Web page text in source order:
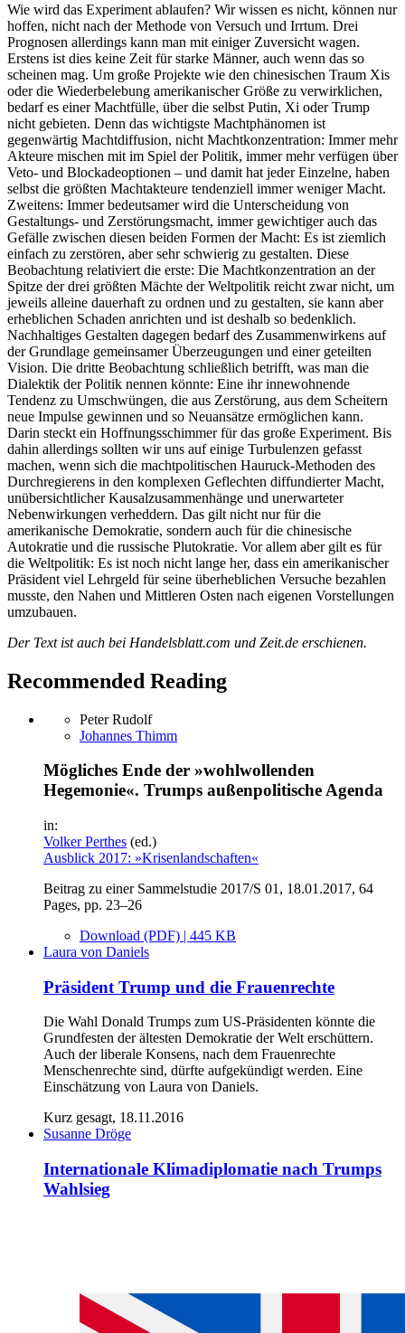
Wie wird das Experiment ablaufen? Wir wissen es nicht, können nur
hoffen, nicht nach der Methode von Versuch und Irrtum. Drei
Prognosen allerdings kann man mit einiger Zuversicht wagen.
Erstens ist dies keine Zeit für starke Männer, auch wenn das so
scheinen mag. Um große Projekte wie den chinesischen Traum Xis
oder die Wiederbelebung amerikanischer Größe zu verwirklichen,
bedarf es einer Machtfülle, über die selbst Putin, Xi oder Trump
nicht gebieten. Denn das wichtigste Machtphänomen ist
gegenwärtig Machtdiffusion, nicht Machtkonzentration: Immer mehr
Akteure mischen mit im Spiel der Politik, immer mehr verfügen über
Veto- und Blockadeoptionen – und damit hat jeder Einzelne, haben
selbst die größten Machtakteure tendenziell immer weniger Macht.
Zweitens: Immer bedeutsamer wird die Unterscheidung von
Gestaltungs- und Zerstörungsmacht, immer gewichtiger auch das
Gefälle zwischen diesen beiden Formen der Macht: Es ist ziemlich
einfach zu zerstören, aber sehr schwierig zu gestalten. Diese
Beobachtung relativiert die erste: Die Machtkonzentration an der
Spitze der drei größten Mächte der Weltpolitik reicht zwar nicht, um
jeweils alleine dauerhaft zu ordnen und zu gestalten, sie kann aber
erheblichen Schaden anrichten und ist deshalb so bedenklich.
Nachhaltiges Gestalten dagegen bedarf des Zusammenwirkens auf
der Grundlage gemeinsamer Überzeugungen und einer geteilten
Vision. Die dritte Beobachtung schließlich betrifft, was man die
Dialektik der Politik nennen könnte: Eine ihr innewohnende
Tendenz zu Umschwüngen, die aus Zerstörung, aus dem Scheitern
neue Impulse gewinnen und so Neuansätze ermöglichen kann.
Darin steckt ein Hoffnungsschimmer für das große Experiment. Bis
dahin allerdings sollten wir uns auf einige Turbulenzen gefasst
machen, wenn sich die machtpolitischen Hauruck-Methoden des
Durchregierens in den komplexen Geflechten diffundierter Macht,
unübersichtlicher Kausalzusammenhänge und unerwarteter
Nebenwirkungen verheddern. Das gilt nicht nur für die
amerikanische Demokratie, sondern auch für die chinesische
Autokratie und die russische Plutokratie. Vor allem aber gilt es für
die Weltpolitik: Es ist noch nicht lange her, dass ein amerikanischer
Präsident viel Lehrgeld für seine überheblichen Versuche bezahlen
musste, den Nahen und Mittleren Osten nach eigenen Vorstellungen
umzubauen.
Der Text ist auch bei Handelsblatt.com und Zeit.de erschienen.
Recommended Reading
Peter Rudolf
Johannes Thimm
Mögliches Ende der »wohlwollenden
Hegemonie«. Trumps außenpolitische Agenda
in:
Volker Perthes (ed.)
Ausblick 2017: »Krisenlandschaften«
Beitrag zu einer Sammelstudie 2017/S 01, 18.01.2017, 64
Pages, pp. 23–26
Download (PDF) | 445 KB
Laura von Daniels
Präsident Trump und die Frauenrechte
Die Wahl Donald Trumps zum US-Präsidenten könnte die
Grundfesten der ältesten Demokratie der Welt erschüttern.
Auch der liberale Konsens, nach dem Frauenrechte
Menschenrechte sind, dürfte aufgekündigt werden. Eine
Einschätzung von Laura von Daniels.
Kurz gesagt, 18.11.2016
Susanne Dröge
Internationale Klimadiplomatie nach Trumps
Wahlsieg